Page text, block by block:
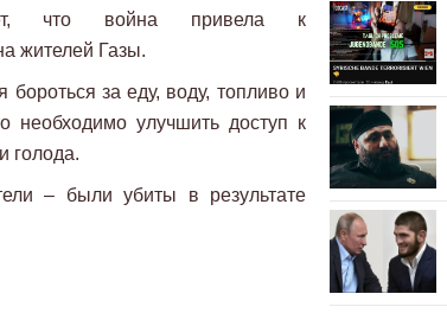
что война привела к
жителей Газы.
за еду, воду, топливо и
необходимо улучшить доступ к
голода.
– были убиты в результате